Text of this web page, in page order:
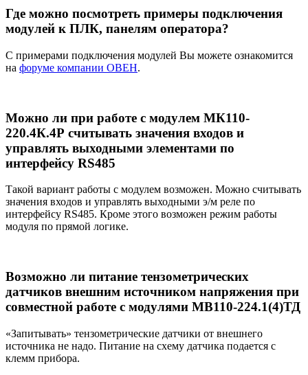
Где можно посмотреть примеры подключения
модулей к ПЛК, панелям оператора?
С примерами подключения модулей Вы можете ознакомится
на форуме компании ОВЕН.
Можно ли при работе с модулем МК110-
220.4К.4Р считывать значения входов и
управлять выходными элементами по
интерфейсу RS485
Такой вариант работы с модулем возможен. Можно считывать
значения входов и управлять выходными э/м реле по
интерфейсу RS485. Кроме этого возможен режим работы
модуля по прямой логике.
Возможно ли питание тензометрических
датчиков внешним источником напряжения при
совместной работе с модулями МВ110-224.1(4)ТД
«Запитывать» тензометрические датчики от внешнего
источника не надо. Питание на схему датчика подается с
клемм прибора.